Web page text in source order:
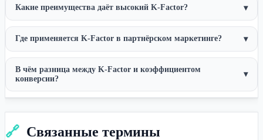
Какие преимущества даёт высокий K-Factor? ▾
Где применяется K-Factor в партнёрском маркетинге? ▾
В чём разница между K-Factor и коэффициентом
конверсии?
▾
🔗 Связанные термины